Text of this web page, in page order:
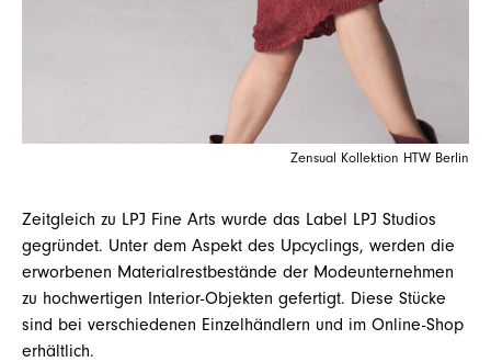
Zensual Kollektion HTW Berlin
Zeitgleich zu LPJ Fine Arts wurde das Label LPJ Studios
gegründet. Unter dem Aspekt des Upcyclings, werden die
erworbenen Materialrestbestände der Modeunternehmen
zu hochwertigen Interior-Objekten gefertigt. Diese Stücke
sind bei verschiedenen Einzelhändlern und im Online-Shop
erhältlich.